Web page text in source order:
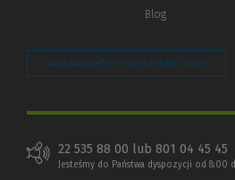
Blog
Zarządzaj preferencjami plików cookie
22 535 88 00 lub 801 04 45 45
Jesteśmy do Państwa dyspozycji od 8:00